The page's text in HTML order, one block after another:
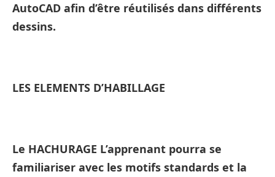
AutoCAD afin d’être réutilisés dans différents
dessins.
LES ELEMENTS D’HABILLAGE
Le HACHURAGE L’apprenant pourra se
familiariser avec les motifs standards et la